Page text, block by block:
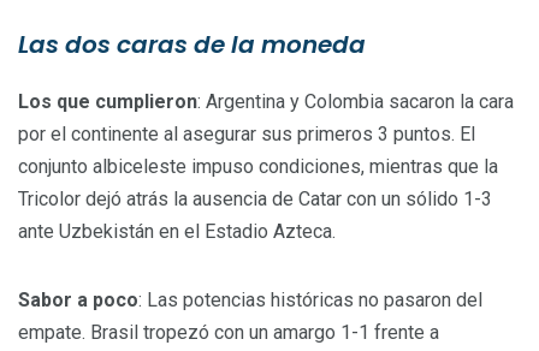
Las dos caras de la moneda
Los que cumplieron: Argentina y Colombia sacaron la cara
por el continente al asegurar sus primeros 3 puntos. El
conjunto albiceleste impuso condiciones, mientras que la
Tricolor dejó atrás la ausencia de Catar con un sólido 1-3
ante Uzbekistán en el Estadio Azteca.
Sabor a poco: Las potencias históricas no pasaron del
empate. Brasil tropezó con un amargo 1-1 frente a